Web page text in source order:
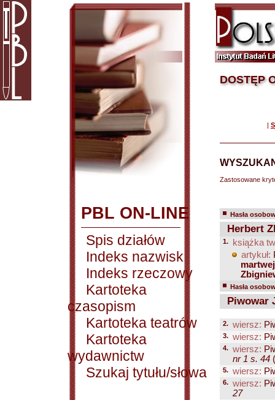
PBL ON-LINE
Spis działów
Indeks nazwisk
Indeks rzeczowy
Kartoteka
czasopism
Kartoteka teatrów
Kartoteka
wydawnictw
Szukaj tytułu/słowa
DOSTĘP
|
Zastosowane
Hasła
Herbert
1.
książka
artykuł:
Hasła
Piwowar
2. wiersz:
3. wiersz:
4. wiersz:
nr 1 s. 44
5. wiersz:
6. wiersz:
27